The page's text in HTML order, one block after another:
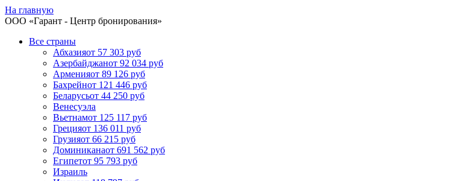
На главную
ООО «Гарант - Центр бронирования»
Все страны
Абхазияот 57 303 руб
Азербайджанот 92 034 руб
Арменияот 89 126 руб
Бахрейнот 121 446 руб
Беларусьот 44 250 руб
Венесуэла
Вьетнамот 125 117 руб
Грецияот 136 011 руб
Грузияот 66 215 руб
Доминиканаот 691 562 руб
Египетот 95 793 руб
Израиль